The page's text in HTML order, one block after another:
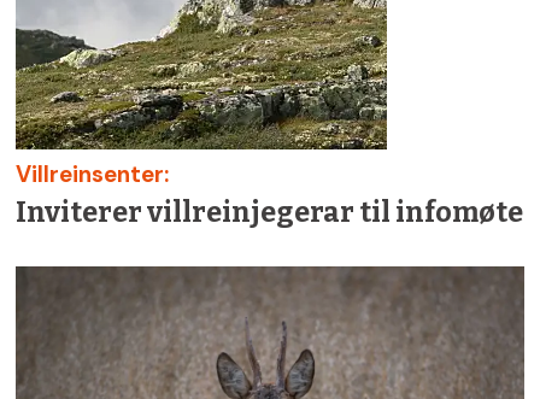
Villreinsenter:
Inviterer villreinjegerar til infomøte